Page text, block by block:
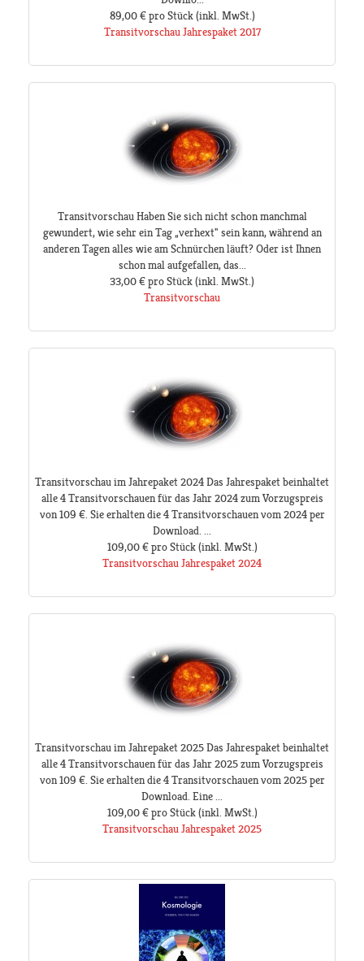
89,00 € pro Stück(inkl. MwSt.)
Transitvorschau Jahrespaket 2017
Transitvorschau Haben Sie sich nicht schon manchmal
gewundert, wie sehr ein Tag „verhext" sein kann, während an
anderen Tagen alles wie am Schnürchen läuft? Oder ist Ihnen
schon mal aufgefallen, das...
33,00 €pro Stück(inkl. MwSt.)
Transitvorschau
Transitvorschau im Jahrepaket 2024 Das Jahrespaket beinhaltet
alle 4 Transitvorschauen für das Jahr 2024 zum Vorzugspreis
von 109 €. Sie erhalten die 4 Transitvorschauen vom 2024 per
Download. ...
109,00 € pro Stück(inkl. MwSt.)
Transitvorschau Jahrespaket 2024
Transitvorschau im Jahrepaket 2025 Das Jahrespaket beinhaltet
alle 4 Transitvorschauen für das Jahr 2025 zum Vorzugspreis
von 109 €. Sie erhalten die 4 Transitvorschauen vom 2025 per
Download. Eine ...
109,00 € pro Stück(inkl. MwSt.)
Transitvorschau Jahrespaket 2025